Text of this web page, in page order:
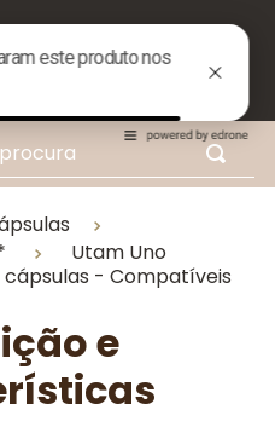
Utam Uno
cápsulas - Compatíveis
e